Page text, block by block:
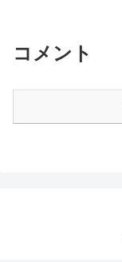
コメント